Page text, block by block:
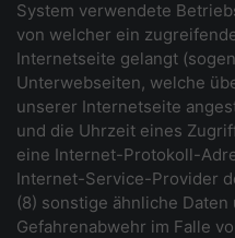
System verwendete
von welcher ein
Internetseite gelangt
Unterwebseiten, welche
unserer Internetseite
und die Uhrzeit eines
eine Internet-Protokoll-
Internet-Service-Provider
(8) sonstige ähnliche
Gefahrenabwehr im Falle